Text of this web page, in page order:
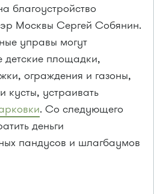
благоустройство
Москвы Сергей Собянин.
управы могут
детские площадки,
ограждения и газоны,
кусты, устраивать
. Со следующего
деньги
пандусов и шлагбаумов